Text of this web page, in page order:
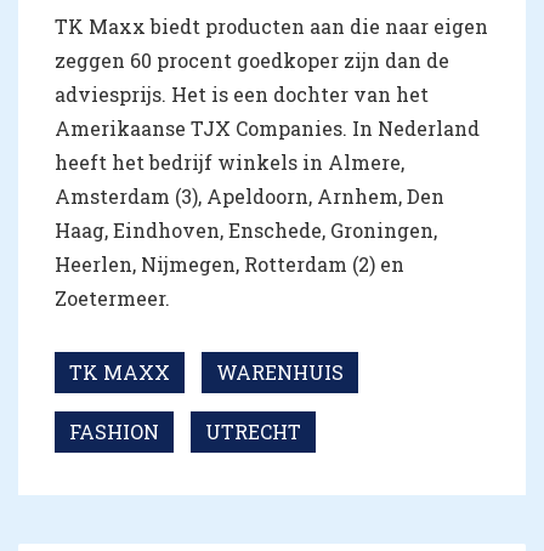
TK Maxx biedt producten aan die naar eigen
zeggen 60 procent goedkoper zijn dan de
adviesprijs. Het is een dochter van het
Amerikaanse TJX Companies. In Nederland
heeft het bedrijf winkels in Almere,
Amsterdam (3), Apeldoorn, Arnhem, Den
Haag, Eindhoven, Enschede, Groningen,
Heerlen, Nijmegen, Rotterdam (2) en
Zoetermeer.
TK MAXX WARENHUIS
FASHION UTRECHT